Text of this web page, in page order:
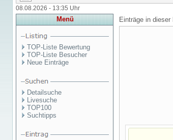
08.08.2026 - 13:35 Uhr
Menü
TOP-Liste Bewertung
TOP-Liste Besucher
Neue Einträge
Detailsuche
Livesuche
TOP100
Suchtipps
Einträge in dieser